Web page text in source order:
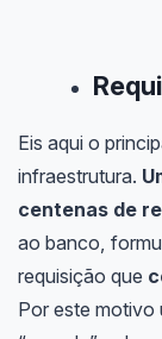
Eis aqui o
infraestrutura.
centenas de
ao banco,
requisição que
Por este motivo